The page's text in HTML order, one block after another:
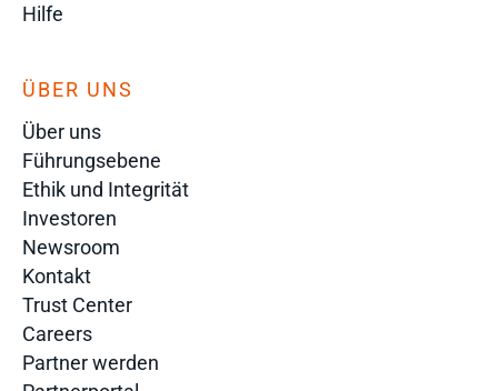
Hilfe
ÜBER UNS
Über uns
Führungsebene
Ethik und Integrität
Investoren
Newsroom
Kontakt
Trust Center
Careers
Partner werden